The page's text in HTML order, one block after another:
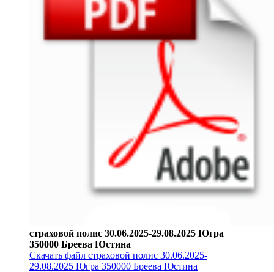
страховой полис 30.06.2025-29.08.2025 Югра
350000 Бреева Юстина
Скачать файл страховой полис 30.06.2025-
29.08.2025 Югра 350000 Бреева Юстина